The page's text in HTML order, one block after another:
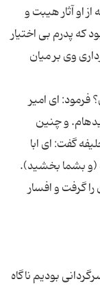
او آثار هیبت و
كه پدرم بى ‏اختیار
وى بر میان
اى امیر
و چنین
گفت: اى ابا
(و بشما بخشید).
گرفت و افسار
بودیم ناگاه